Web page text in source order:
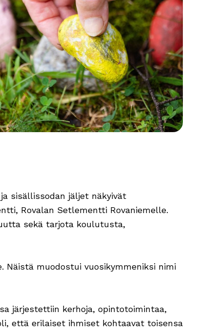
sisällissodan jäljet näkyivät
Rovalan Setlementti Rovaniemelle.
sekä tarjota koulutusta,
Näistä muodostui vuosikymmeniksi nimi
järjestettiin kerhoja, opintotoimintaa,
että erilaiset ihmiset kohtaavat toisensa